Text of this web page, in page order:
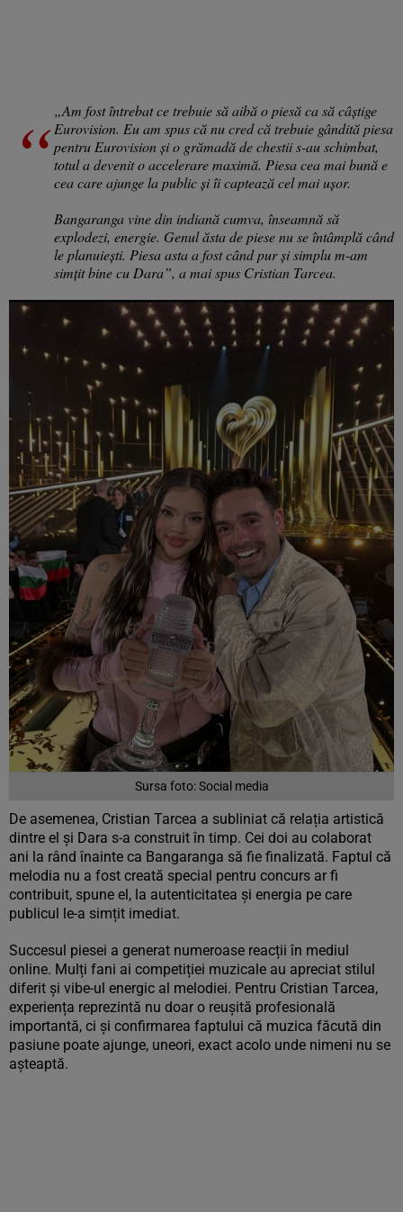
„Am fost întrebat ce trebuie să aibă o piesă ca să câștige
Eurovision. Eu am spus că nu cred că trebuie gândită piesa
pentru Eurovision și o grămadă de chestii s-au schimbat,
totul a devenit o accelerare maximă. Piesa cea mai bună e
cea care ajunge la public și îi captează cel mai ușor.
Bangaranga vine din indiană cumva, înseamnă să
explodezi, energie. Genul ăsta de piese nu se întâmplă când
le planuiești. Piesa asta a fost când pur și simplu m-am
simțit bine cu Dara”, a mai spus Cristian Tarcea.
Sursa foto: Social media
De asemenea, Cristian Tarcea a subliniat că relația artistică
dintre el și Dara s-a construit în timp. Cei doi au colaborat
ani la rând înainte ca Bangaranga să fie finalizată. Faptul că
melodia nu a fost creată special pentru concurs ar fi
contribuit, spune el, la autenticitatea și energia pe care
publicul le-a simțit imediat.
Succesul piesei a generat numeroase reacții în mediul
online. Mulți fani ai competiției muzicale au apreciat stilul
diferit și vibe-ul energic al melodiei. Pentru Cristian Tarcea,
experiența reprezintă nu doar o reușită profesională
importantă, ci și confirmarea faptului că muzica făcută din
pasiune poate ajunge, uneori, exact acolo unde nimeni nu se
așteaptă.